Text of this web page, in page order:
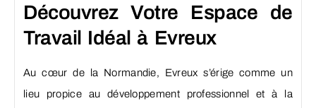
Découvrez Votre Espace de
Travail Idéal à Evreux
Au cœur de la Normandie, Evreux s’érige comme un
lieu propice au développement professionnel et à la